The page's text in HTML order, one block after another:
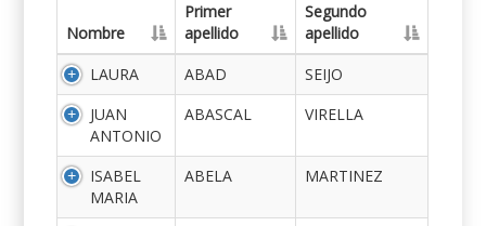
Nombre
Primer
apellido
Segundo
apellido
LAURA
ABAD
SEIJO
JUAN
ANTONIO
ABASCAL VIRELLA
ISABEL
MARIA
ABELA MARTINEZ